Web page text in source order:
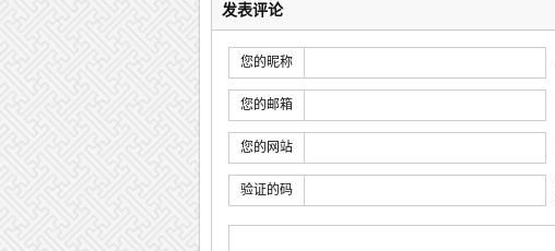
发表评论
您的昵称
您的邮箱
您的网站
验证的码